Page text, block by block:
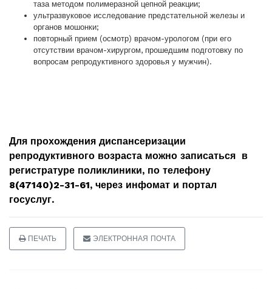
таза методом полимеразной цепной реакции;
ультразвуковое исследование предстательной железы и
органов мошонки;
повторный прием (осмотр) врачом-урологом (при его
отсутствии врачом-хирургом, прошедшим подготовку по
вопросам репродуктивного здоровья у мужчин).
Для прохождения диспансеризации
репродуктивного возраста можно записаться в
регистратуре поликлиники, по телефону
8(47140)2-31-61, через инфомат и портал
госуслуг.
ПЕЧАТЬ ЭЛЕКТРОННАЯ ПОЧТА